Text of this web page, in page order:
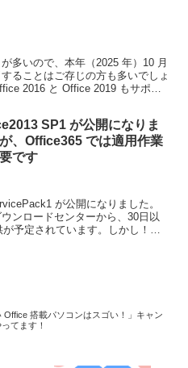
多いので、本年（2025 年）10 月
ることはご存じの方も多いでしょ
2016 と Office 2019 もサポー
SP1 が公開になりま
、Office365 では適用作業
です
が公開になりました。
ンロードセンターから、30日以
予定されています。しかし！
Office 搭載パソコンはスゴい！」キャン
てます！